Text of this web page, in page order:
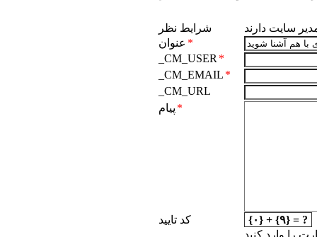
شرایط نظر
سایت دارند
عنوان *
_CM_USER *
_CM_EMAIL *
_CM_URL
پیام *
کد تایید
{۰} + {۹} = ?
را وارد کنید